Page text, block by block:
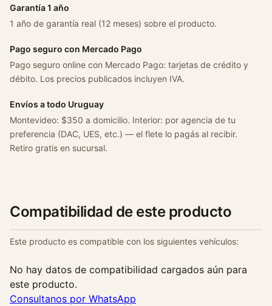
Garantía 1 año
1 año de garantía real (12 meses) sobre el producto.
Pago seguro con Mercado Pago
Pago seguro online con Mercado Pago: tarjetas de crédito y
débito. Los precios publicados incluyen IVA.
Envíos a todo Uruguay
Montevideo: $350 a domicilio. Interior: por agencia de tu
preferencia (DAC, UES, etc.) — el flete lo pagás al recibir.
Retiro gratis en sucursal.
Compatibilidad de este producto
Este producto es compatible con los siguientes vehículos:
No hay datos de compatibilidad cargados aún para
este producto.
Consultanos por WhatsApp